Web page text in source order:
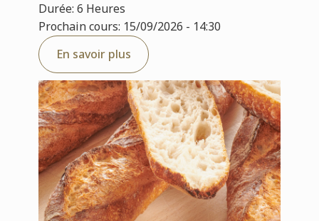
Durée: 6 Heures
Prochain cours: 15/09/2026 - 14:30
En savoir plus